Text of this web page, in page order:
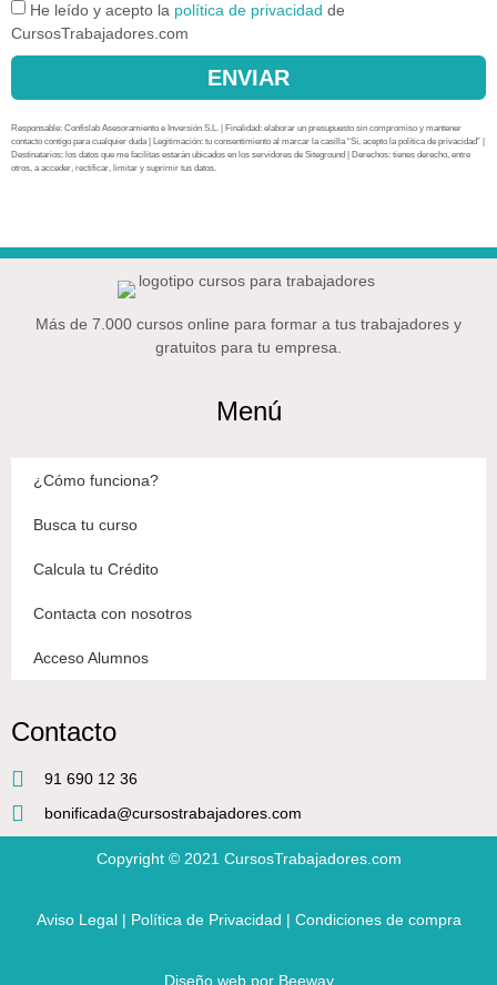
He leído y acepto la política de privacidad de
CursosTrabajadores.com
ENVIAR
Responsable: Confislab Asesoramiento e Inversión S.L. | Finalidad: elaborar un presupuesto sin compromiso y mantener
contacto contigo para cualquier duda | Legitimación: tu consentimiento al marcar la casilla “Sí, acepto la política de privacidad” |
Destinatarios: los datos que me facilitas estarán ubicados en los servidores de Siteground | Derechos: tienes derecho, entre
otros, a acceder, rectificar, limitar y suprimir tus datos.
Más de 7.000 cursos online para formar a tus trabajadores y
gratuitos para tu empresa.
Menú
¿Cómo funciona?
Busca tu curso
Calcula tu Crédito
Contacta con nosotros
Acceso Alumnos
Contacto
91 690 12 36
bonificada@cursostrabajadores.com
Copyright © 2021 CursosTrabajadores.com
Aviso Legal| Política de Privacidad | Condiciones de compra
Diseño web por Beeway